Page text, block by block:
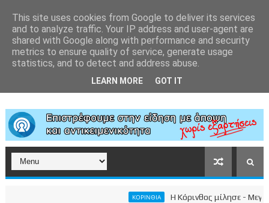
ΚΟΡΙΝΘΙΑ Η Κόρινθος μίλησε -
This site uses cookies from Google to deliver its services
and to analyze traffic. Your IP address and user-agent are
shared with Google along with performance and security
metrics to ensure quality of service, generate usage
statistics, and to detect and address abuse.
LEARN MORE GOT IT